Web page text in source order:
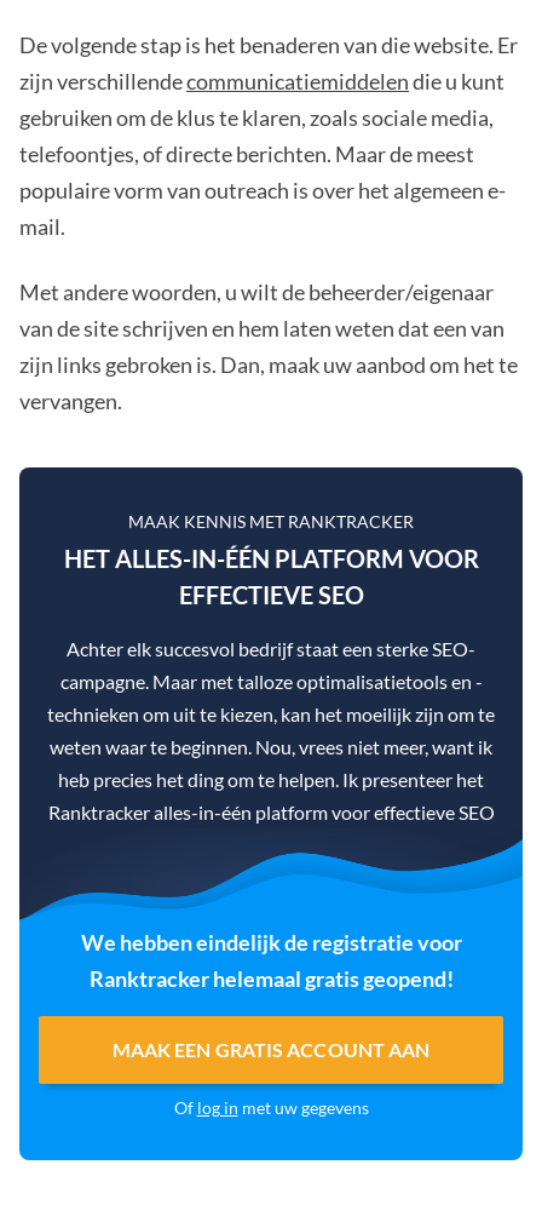
De volgende stap is het benaderen van die website. Er
zijn verschillendecommunicatiemiddelendie u kunt
gebruiken om de klus te klaren, zoals sociale media,
telefoontjes, of directe berichten. Maar de meest
populaire vorm van outreach is over het algemeen e-
mail.
Met andere woorden, u wilt de beheerder/eigenaar
van de site schrijven en hem laten weten dat een van
zijn links gebroken is. Dan, maak uw aanbod om het te
vervangen.
MAAK KENNIS MET RANKTRACKER
HET ALLES-IN-ÉÉN PLATFORM VOOR
EFFECTIEVE SEO
Achter elk succesvol bedrijf staat een sterke SEO-
campagne. Maar met talloze optimalisatietools en -
technieken om uit te kiezen, kan het moeilijk zijn om te
weten waar te beginnen. Nou, vrees niet meer, want ik
heb precies het ding om te helpen. Ik presenteer het
Ranktracker alles-in-één platform voor effectieve SEO
We hebben eindelijk de registratie voor
Ranktracker helemaal gratis geopend!
MAAK EEN GRATIS ACCOUNT AAN
Of log in met uw gegevens